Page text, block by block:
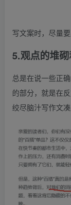
写文案时，尽量
5.观点的堆
总是在说一些正
的部分，就是在
绞尽脑汁写作文